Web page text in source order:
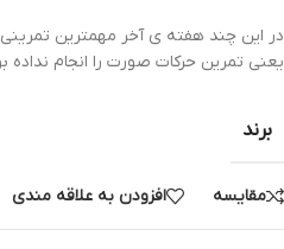
در این چند هفته ی آخر مهمترین
یعنی تمرین حرکات صورت را انجام نداده
برند
مقایسه افزودن به علاقه مندی